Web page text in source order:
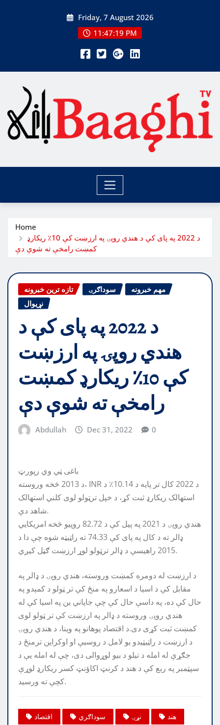
Friday, 7 August 2026
11:47:20 PM
Home
د 2022 په پای کې د هندي روپۍ په ارزښت کې 10٪ ریکارډ
کمښت رامخې ته شوې دې
تازه ترین خبرونه سوداګرۍ
مهم خبرونه
نړیوال
د 2022 په پای کې د
هندي روپۍ په ارزښت
کې 10٪ ریکارډ کمښت
رامخې ته شوې دې
Abdullah Dec 31, 2022 0
باغی ټي وي رپورټ
د 2013 څخه وروسته، INR د 2022 کال تر پایه د 10.14٪ د
استهالک ریکارډ ثبت کړ، د خپل ترټولو لوی کلني استهالک
شاهد دې.
هندي روپۍ د 2021 په پیل کې د 82.72 روپیو څخه امریکایي
ډالر ته د کال په پای کې 74.33 ته راټیټه شوه چې دا د
2015 راهیسې د ډالر ترټولو لوړ ارزښت ګڼل کیږي.
د ارزښت له دومره کمښت وروسته، هندي روپۍ د ډالر په
مقابل کې د اسیا د اسعارو په منځ کې تر ټولو د کمېدو په
حال کې ده، په داسې حال کې چې جاپاني ین په اسیا کې له
هندي روپۍ وروسته د ډالر په ارزښت کې تر ټولو لوی
کمښت ثبت کړی دی.د اقتصاد پوهانو په وینا، د هندي روپۍ
د ارزښت د راټیټیدو یو لامل د روسیې او اوکراین ترمنځ د
جګړې له امله د تیلو د بیو لوړوالی دی، چې له امله یې د
سپټمبر په ربع کې د هند د کرنټ اکاؤنټ کسر ریکارډ لوړې
کچې ته ورسید.
اقتصاد سوداګري نړۍ
هند